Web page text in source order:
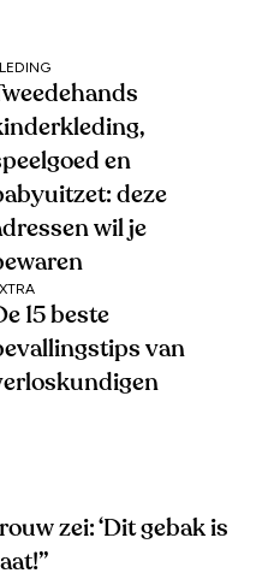
en
deze
wil je
15 beste
van
zei: ‘Dit gebak is